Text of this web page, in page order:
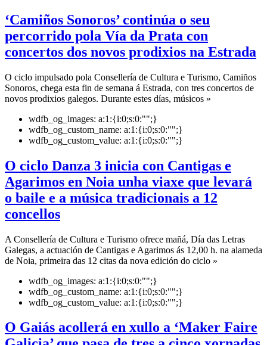
‘Camiños Sonoros’ continúa o seu
percorrido pola Vía da Prata con
concertos dos novos prodixios na Estrada
O ciclo impulsado pola Consellería de Cultura e Turismo, Camiños
Sonoros, chega esta fin de semana á Estrada, con tres concertos de
novos prodixios galegos. Durante estes días, músicos »
wdfb_og_images: a:1:{i:0;s:0:"";}
wdfb_og_custom_name: a:1:{i:0;s:0:"";}
wdfb_og_custom_value: a:1:{i:0;s:0:"";}
O ciclo Danza 3 inicia con Cantigas e
Agarimos en Noia unha viaxe que levará
o baile e a música tradicionais a 12
concellos
A Consellería de Cultura e Turismo ofrece mañá, Día das Letras
Galegas, a actuación de Cantigas e Agarimos ás 12,00 h. na alameda
de Noia, primeira das 12 citas da nova edición do ciclo »
wdfb_og_images: a:1:{i:0;s:0:"";}
wdfb_og_custom_name: a:1:{i:0;s:0:"";}
wdfb_og_custom_value: a:1:{i:0;s:0:"";}
O Gaiás acollerá en xullo a ‘Maker Faire